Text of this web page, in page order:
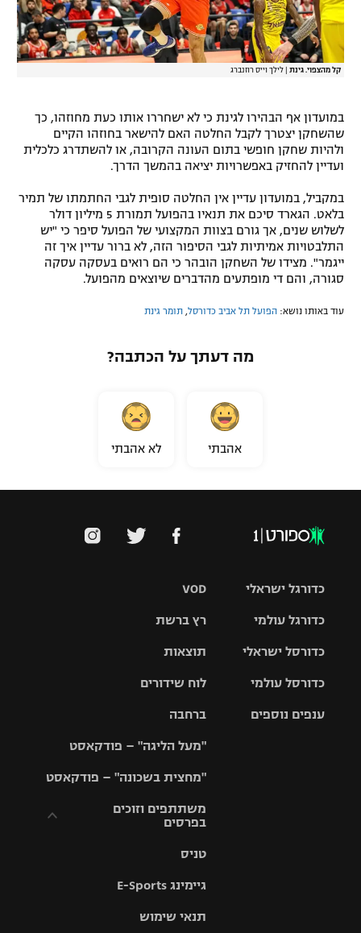
המגזין
קל מהצפוי. גינת לילך וייס רוזנברג
במועדון אף הבהירו לגינת כי לא ישחררו אותו כעת מחוזהו, כך
שהשחקן יצטרך לקבל החלטה האם להישאר בחוזהו הקיים
ולהיות שחקן חופשי בתום העונה הקרובה, או להשתדרג כלכלית
ועדיין להחזיק באפשרויות יציאה בהמשך הדרך.
במקביל, במועדון עדיין אין החלטה סופית לגבי החתמתו של תמיר
בלאט. הגארד סיכם את תנאיו בהפועל תמורת 5 מיליון דולר
לשלוש שנים, אך גורם בצוות המקצועי של הפועל סיפר כי "יש
התלבטויות אמיתיות לגבי הסיפור הזה, לא ברור עדיין איך זה
ייגמר". מצידו של השחקן הובהר כי הם רואים בעסקה עסקה
סגורה, והם די מופתעים מהדברים שיוצאים מהפועל.
עוד באותו נושא: הפועל תל אביב כדורסל תומר גינת
מה דעתך על הכתבה?
אהבתי לא אהבתי
VOD
רץ ברשת
תוצאות
לוח שידורים
ברחבה
"מעל הליגה" – פודקאסט
"מחצית בשכונה" – פודקאסט
משתתפים וזוכים
בפרסים
וזוכים בפרסים
תקנון עבור פעילות
טניס
גיימינג E-Sports
תנאי שימוש
כדורגל ישראלי
גביע הטוטו
כדורגל עולמי
האלופות
ליגה
כדורסל ישראלי
סל
כדורסל עולמי
ענפים נוספים